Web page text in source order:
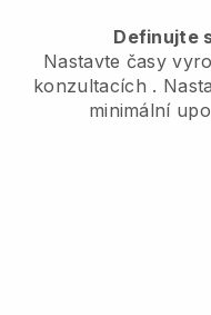
Definujte
Nastavte časy
konzultacích .
minimální